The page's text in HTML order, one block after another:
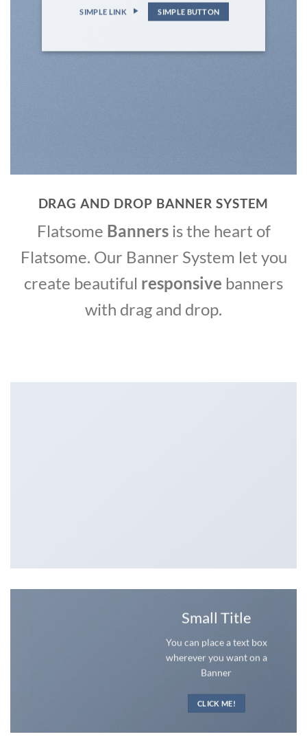
SIMPLE LINK SIMPLE BUTTON
DRAG AND DROP BANNER SYSTEM
Flatsome Bannersis the heart of
Flatsome. Our Banner System let you
create beautiful responsive banners
with drag and drop.
Small Title
You can place a text box
wherever you want on a
Banner
CLICK ME!